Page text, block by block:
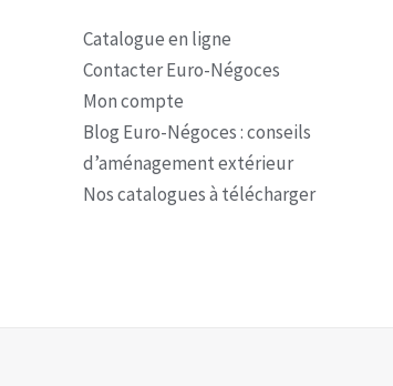
Catalogue en ligne
Contacter Euro-Négoces
Mon compte
Blog Euro-Négoces : conseils
d’aménagement extérieur
Nos catalogues à télécharger